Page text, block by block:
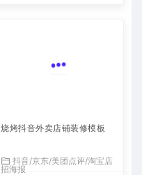
烧烤抖音外卖店铺装修模板
抖音/京东/美团点评/淘宝店
招海报